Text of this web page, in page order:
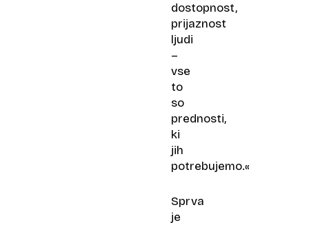
dostopnost,
prijaznost
ljudi
–
vse
to
so
prednosti,
ki
jih
potrebujemo.«
Sprva
je